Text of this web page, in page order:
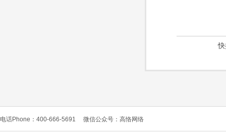
电话Phone：400-666-5691 微信公众号：高恪网络